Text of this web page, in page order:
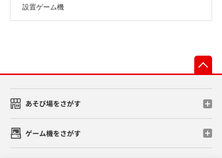
設置ゲーム機
あそび場をさがす
ゲーム機をさがす